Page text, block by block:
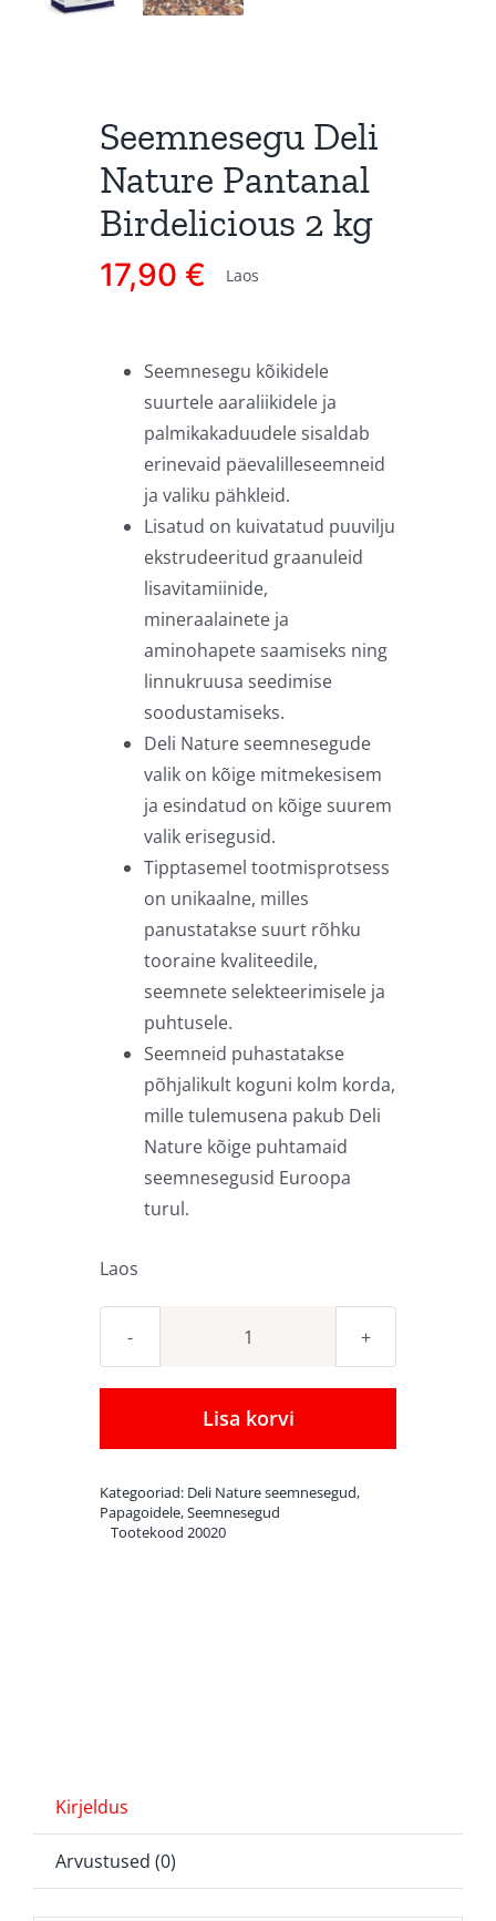
Seemnesegu Deli
Nature Pantanal
Birdelicious 2 kg
17,90 € Laos
Seemnesegu kõikidele
suurtele aaraliikidele ja
palmikakaduudele sisaldab
erinevaid päevalilleseemneid
ja valiku pähkleid.
Lisatud on kuivatatud puuvilju
ekstrudeeritud graanuleid
lisavitamiinide,
mineraalainete ja
aminohapete saamiseks ning
linnukruusa seedimise
soodustamiseks.
Deli Nature seemnesegude
valik on kõige mitmekesisem
ja esindatud on kõige suurem
valik erisegusid.
Tipptasemel tootmisprotsess
on unikaalne, milles
panustatakse suurt rõhku
tooraine kvaliteedile,
seemnete selekteerimisele ja
puhtusele.
Seemneid puhastatakse
põhjalikult koguni kolm korda,
mille tulemusena pakub Deli
Nature kõige puhtamaid
seemnesegusid Euroopa
turul.
Laos
Seemnesegu
Nature
Pantanal
2
Lisa korvi
Kategooriad: Deli Nature seemnesegud,
Papagoidele,Seemnesegud
Tootekood 20020
Kirjeldus
Arvustused (0)